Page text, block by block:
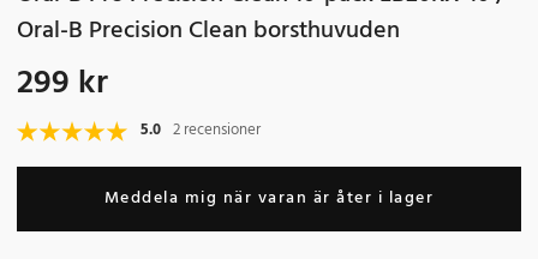
Oral-B Precision Clean borsthuvuden
Pris:299 kr
299 kr
5.0 2 recensioner
Meddela mig när varan är åter i lager